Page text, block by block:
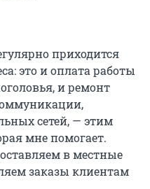
приходится
это и оплата работы
и ремонт
сетей, — этим
мне помогает.
в местные
заказы клиентам